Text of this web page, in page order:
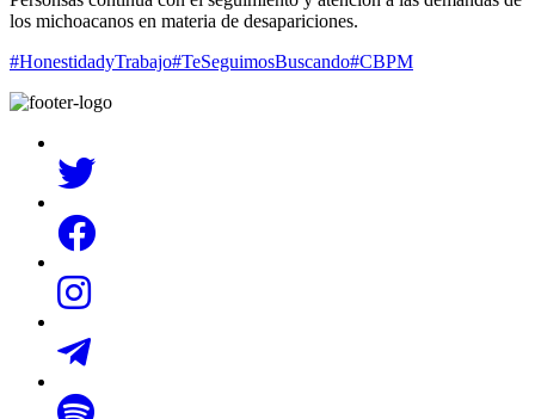
los michoacanos en materia de desapariciones.
#HonestidadyTrabajo#TeSeguimosBuscando#CBPM